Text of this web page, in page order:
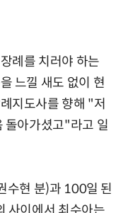
례를 치러야 하는
느낄 새도 없이 현
지도사를 향해 "저
돌아가셨고"라고 일
수현 분)과 100일 된